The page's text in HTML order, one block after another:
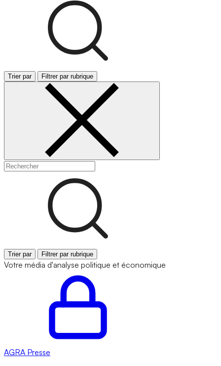
Trier par Filtrer par rubrique
Trier par Filtrer par rubrique
Votre média d'analyse politique et économique
AGRA Presse